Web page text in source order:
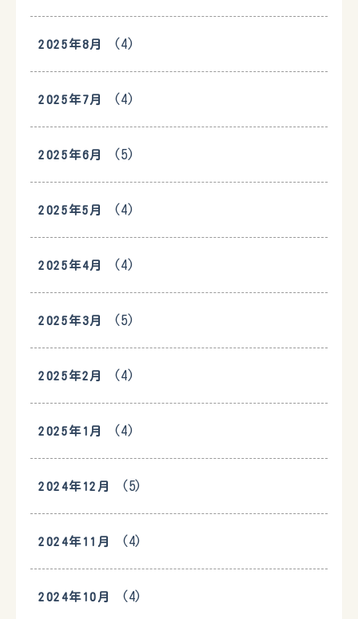
2025年8月 (4)
2025年7月 (4)
2025年6月 (5)
2025年5月 (4)
2025年4月 (4)
2025年3月 (5)
2025年2月 (4)
2025年1月 (4)
2024年12月 (5)
2024年11月 (4)
2024年10月 (4)